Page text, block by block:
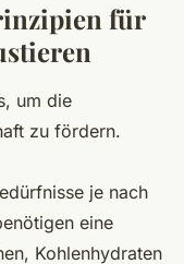
für
um die
zu fördern.
je nach
eine
Kohlenhydraten